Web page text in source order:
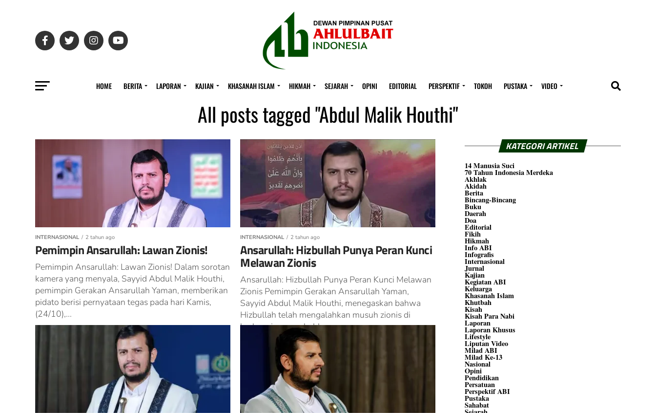
HOME BERITA LAPORAN KAJIAN KHASANAH ISLAM HIKMAH SEJARAH OPINI EDITORIAL PERSPEKTIF TOKOH PUSTAKA VIDEO
All posts tagged "Abdul Malik Houthi"
INTERNASIONAL 2 tahun ago
Pemimpin Ansarullah: Lawan Zionis!
Pemimpin Ansarullah: Lawan Zionis! Dalam sorotan
kamera yang menyala, Sayyid Abdul Malik Houthi,
pemimpin Gerakan Ansarullah Yaman, memberikan
pidato berisi pernyataan tegas pada hari Kamis,
(24/10),...
INTERNASIONAL 2 tahun ago
Ansarullah: Hizbullah Punya Peran Kunci
Melawan Zionis
Ansarullah: Hizbullah Punya Peran Kunci Melawan
Zionis Pemimpin Gerakan Ansarullah Yaman,
Sayyid Abdul Malik Houthi, menegaskan bahwa
Hizbullah telah mengalahkan musuh zionis di
berbagai zaman, bahkan...
KATEGORI ARTIKEL
14 Manusia Suci
70 Tahun Indonesia Merdeka
Akhlak
Akidah
Berita
Bincang-Bincang
Buku
Daerah
Doa
Editorial
Fikih
Hikmah
Info ABI
Infografis
Internasional
Jurnal
Kajian
Kegiatan ABI
Keluarga
Khasanah Islam
Khutbah
Kisah
Kisah Para Nabi
Laporan
Laporan Khusus
Lifestyle
Liputan Video
Milad ABI
Milad Ke-13
Nasional
Opini
Pendidikan
Persatuan
Perspektif ABI
Pustaka
Sahabat